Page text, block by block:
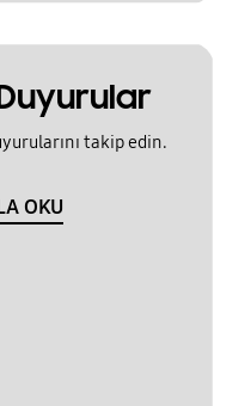
takip edin.
OKU